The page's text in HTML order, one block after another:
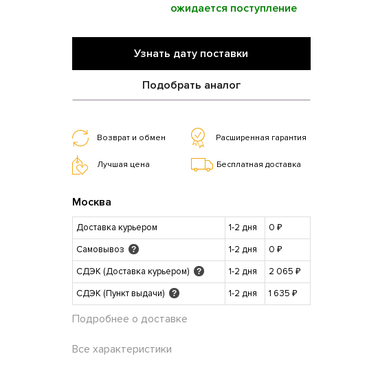
ожидается поступление
Узнать дату поставки
Подобрать аналог
Возврат и обмен Расширенная гарантия
Лучшая цена Бесплатная доставка
Москва
Доставка курьером 1-2 дня
0 ₽
Самовывоз
? 1-2 дня
0 ₽
СДЭК (Доставка курьером)
? 1-2 дня
2 065 ₽
СДЭК (Пункт выдачи)
? 1-2 дня 1 635 ₽
Подробнее о доставке
Все характеристики